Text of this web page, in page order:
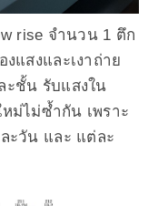
rise จำนวน 1 ตึก
แสงและเงาถ่าย
ะชั้น รับแสงใน
ม่ไม่ซ้ำกัน เพราะ
ะวัน และ แต่ละ